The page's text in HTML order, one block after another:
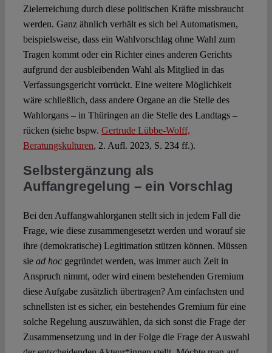
Zielerreichung durch diese politischen Kräfte missbraucht
werden. Ganz ähnlich verhält es sich bei Automatismen,
beispielsweise, dass ein Wahlvorschlag ohne Wahl zum
Tragen kommt oder ein Richter eines anderen Gerichts
aufgrund der ausbleibenden Wahl als Mitglied in das
Verfassungsgericht vorrückt. Eine weitere Möglichkeit
wäre schließlich, dass andere Organe an die Stelle des
Wahlorgans – in Thüringen an die Stelle des Landtags –
rücken (siehe bspw. Gertrude Lübbe-Wolff,
Beratungskulturen, 2. Aufl. 2023, S. 234 ff.).
Selbstergänzung als
Auffangregelung – ein Vorschlag
Bei den Auffangwahlorganen stellt sich in jedem Fall die
Frage, wie diese zusammengesetzt werden und worauf sie
ihre (demokratische) Legitimation stützen können. Müssen
sie ad hocgegründet werden, was immer auch Zeit in
Anspruch nimmt, oder wird einem bestehenden Gremium
diese Aufgabe zusätzlich übertragen? Am einfachsten und
schnellsten ist es sicher, ein bestehendes Gremium für eine
solche Regelung auszuwählen, da sich sonst die Frage der
Zusammensetzung und in der Folge die Frage der Auswahl